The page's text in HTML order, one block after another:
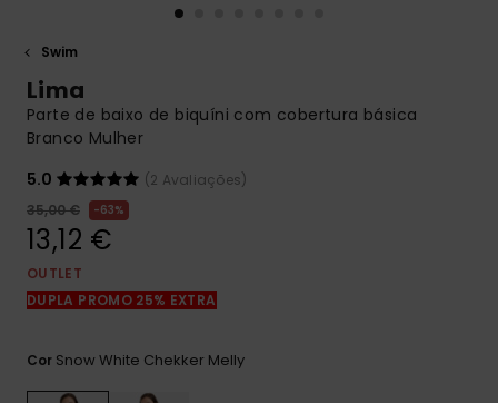
Encontra
perguntas
contacto.
DESEJO
Swim
Lima
Parte de baixo de biquíni com cobertura básica
Branco Mulher
5.0
(2 Avaliações)
35,00 €
63%
13,12 €
OUTLET
DUPLA PROMO 25% EXTRA
Cor Snow White Chekker Melly